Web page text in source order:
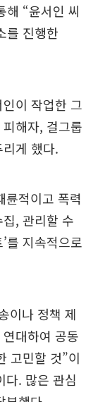
해 “윤서인 씨
를 진행한
이 작업한 그
해자, 걸그룹
게 했다.
륜적이고 폭력
, 관리할 수
를 지속적으로
이나 정책 제
대하여 공동
고민할 것”이
다. 많은 관심